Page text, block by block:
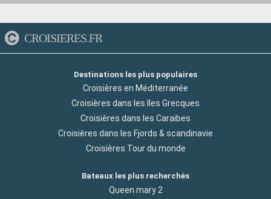
CROISIERES.FR
Destinations les plus populaires
Croisières en Méditerranée
Croisières dans les Iles Grecques
Croisières dans les Caraibes
Croisières dans les Fjords & scandinavie
Croisières Tour du monde
Bateaux les plus recherchés
Queen mary 2